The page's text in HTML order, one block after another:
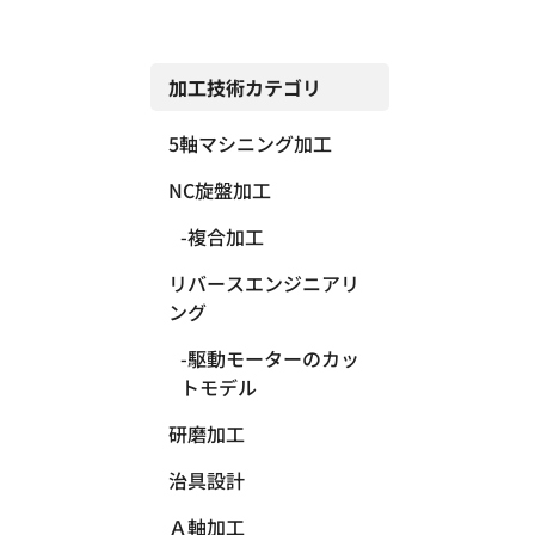
加工技術カテゴリ
5軸マシニング加工
NC旋盤加工
複合加工
リバースエンジニアリ
ング
駆動モーターのカッ
トモデル
研磨加工
治具設計
Ａ軸加工